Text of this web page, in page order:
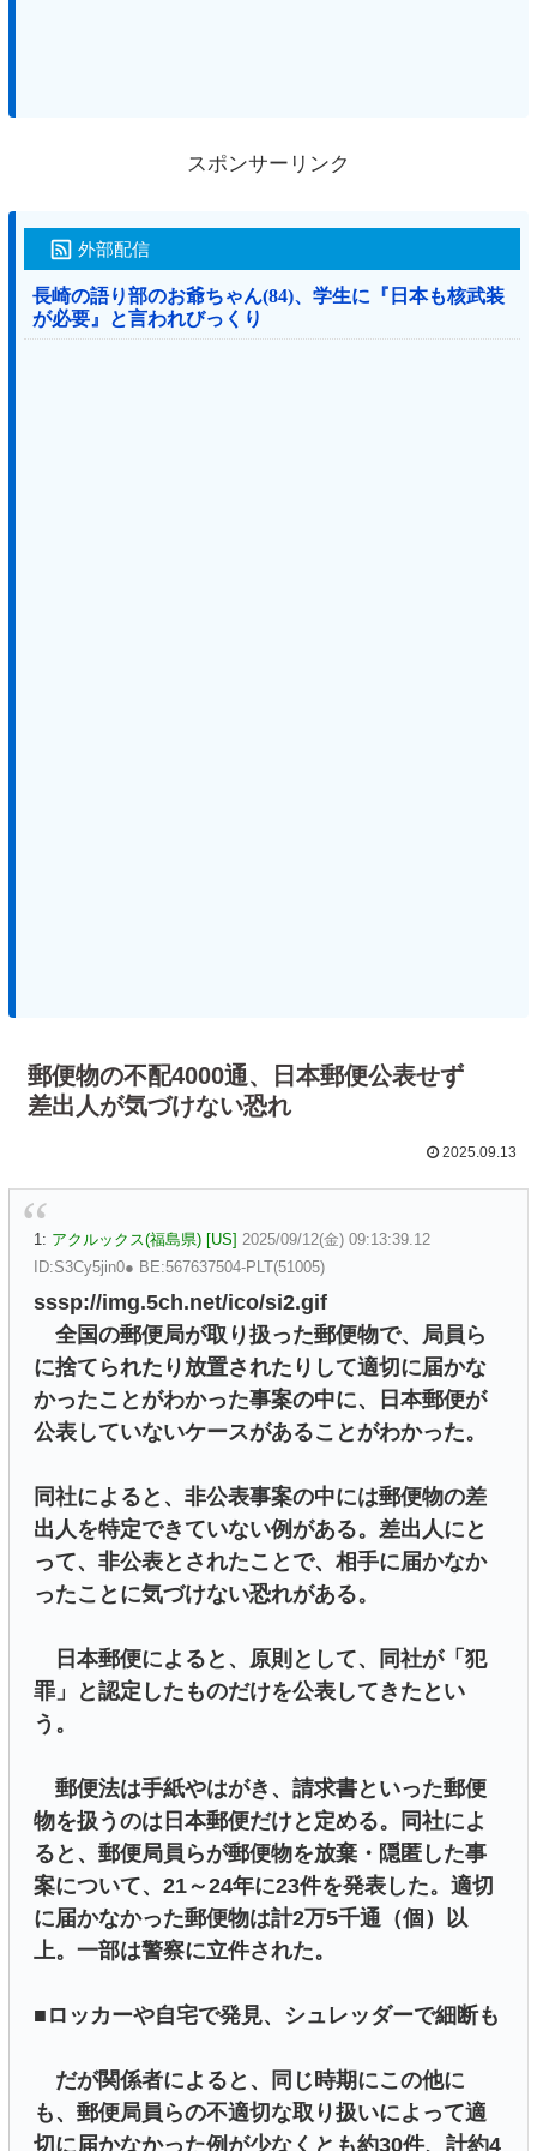
スポンサーリンク
外部配信
長崎の語り部のお爺ちゃん(84)、学生に『日本も核武装
が必要』と言われびっくり
郵便物の不配4000通、日本郵便公表せず
差出人が気づけない恐れ
2025.09.13
1: アクルックス(福島県) [US] 2025/09/12(金) 09:13:39.12
ID:S3Cy5jin0● BE:567637504-PLT(51005)
sssp://img.5ch.net/ico/si2.gif
全国の郵便局が取り扱った郵便物で、局員ら
に捨てられたり放置されたりして適切に届かな
かったことがわかった事案の中に、日本郵便が
公表していないケースがあることがわかった。
同社によると、非公表事案の中には郵便物の差
出人を特定できていない例がある。差出人にと
って、非公表とされたことで、相手に届かなか
ったことに気づけない恐れがある。
日本郵便によると、原則として、同社が「犯
罪」と認定したものだけを公表してきたとい
う。
郵便法は手紙やはがき、請求書といった郵便
物を扱うのは日本郵便だけと定める。同社によ
ると、郵便局員らが郵便物を放棄・隠匿した事
案について、21～24年に23件を発表した。適切
に届かなかった郵便物は計2万5千通（個）以
上。一部は警察に立件された。
■ロッカーや自宅で発見、シュレッダーで細断も
だが関係者によると、同じ時期にこの他に
も、郵便局員らの不適切な取り扱いによって適
切に届かなかった例が少なくとも約30件、計約4